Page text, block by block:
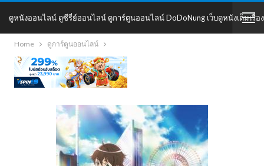
ดูหนังออนไลน์ ดูซีรี่ย์ออนไลน์ ดูการ์ตูนออนไลน์ DoDoNung เว็บดูหนังเต็มเรื่อง
DoDoNung
Home ดูการ์ตูนออนไลน์